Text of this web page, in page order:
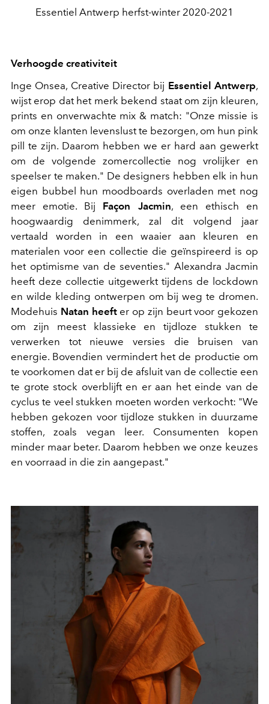
Essentiel Antwerp herfst-winter 2020-2021
Verhoogde creativiteit
Inge Onsea, Creative Director bij Essentiel Antwerp,
wijst erop dat het merk bekend staat om zijn kleuren,
prints en onverwachte mix & match: "Onze missie is
om onze klanten levenslust te bezorgen, om hun pink
pill te zijn. Daarom hebben we er hard aan gewerkt
om de volgende zomercollectie nog vrolijker en
speelser te maken." De designers hebben elk in hun
eigen bubbel hun moodboards overladen met nog
meer emotie. Bij Façon Jacmin, een ethisch en
hoogwaardig denimmerk, zal dit volgend jaar
vertaald worden in een waaier aan kleuren en
materialen voor een collectie die geïnspireerd is op
het optimisme van de seventies." Alexandra Jacmin
heeft deze collectie uitgewerkt tijdens de lockdown
en wilde kleding ontwerpen om bij weg te dromen.
Modehuis Natan heeft er op zijn beurt voor gekozen
om zijn meest klassieke en tijdloze stukken te
verwerken tot nieuwe versies die bruisen van
energie. Bovendien vermindert het de productie om
te voorkomen dat er bij de afsluit van de collectie een
te grote stock overblijft en er aan het einde van de
cyclus te veel stukken moeten worden verkocht: "We
hebben gekozen voor tijdloze stukken in duurzame
stoffen, zoals vegan leer. Consumenten kopen
minder maar beter. Daarom hebben we onze keuzes
en voorraad in die zin aangepast."